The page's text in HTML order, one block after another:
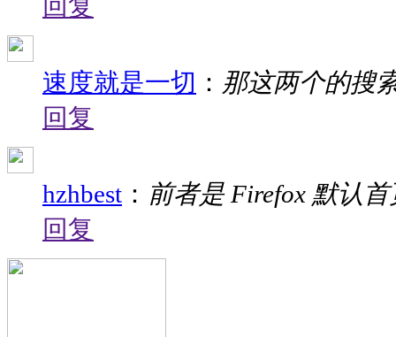
回复
速度就是一切 ： 那这两个的搜
回复
hzhbest ： 前者是 Firefox 默认
回复